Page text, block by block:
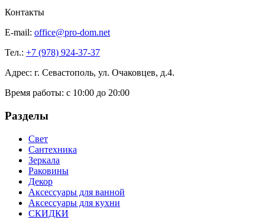
Контакты
E-mail: office@pro-dom.net
Тел.: +7 (978) 924-37-37
Адрес: г. Севастополь, ул. Очаковцев, д.4.
Время работы: с 10:00 до 20:00
Разделы
Свет
Сантехника
Зеркала
Раковины
Декор
Аксессуары для ванной
Аксессуары для кухни
СКИДКИ